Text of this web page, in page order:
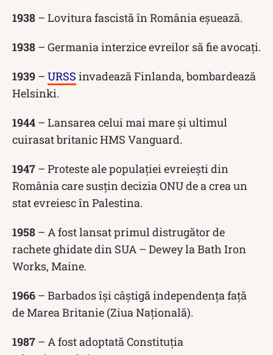
1938 – Lovitura fascistă în România eșuează.
1938 – Germania interzice evreilor să fie avocați.
1939 – URSS invadează Finlanda, bombardează
Helsinki.
1944 – Lansarea celui mai mare și ultimul
cuirasat britanic HMS Vanguard.
1947 – Proteste ale populației evreiești din
România care susțin decizia ONU de a crea un
stat evreiesc în Palestina.
1958 – A fost lansat primul distrugător de
rachete ghidate din SUA – Dewey la Bath Iron
Works, Maine.
1966 – Barbados își câștigă independența față
de Marea Britanie (Ziua Națională).
1987 – A fost adoptată Constituția